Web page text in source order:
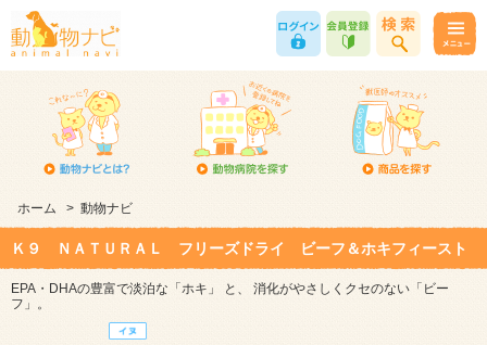
ホーム > 動物ナビ
Ｋ９ ＮＡＴＵＲＡＬ フリーズドライ ビーフ＆ホキフィースト
EPA・DHAの豊富で淡泊な「ホキ」 と、 消化がやさしくクセのない「ビー
フ」。